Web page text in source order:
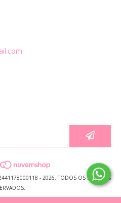
- 2026. TODOS OS DIREITOS